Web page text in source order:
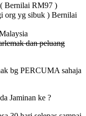
Bernilai RM97 )
org yg sibuk ) Bernilai
dan peluang
bg PERCUMA sahaja
Jaminan ke ?